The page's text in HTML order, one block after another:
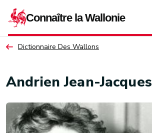
Dictionnaire Des Wallons
Andrien Jean-Jacques